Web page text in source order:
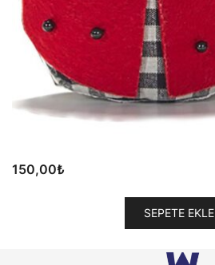
150,00₺
SEPETE EKLE